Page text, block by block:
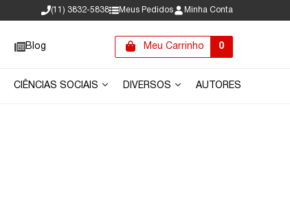
(11) 3832-5838 Meus Pedidos Minha Conta
Blog Meu Carrinho 0
CIÊNCIAS SOCIAIS DIVERSOS AUTORES